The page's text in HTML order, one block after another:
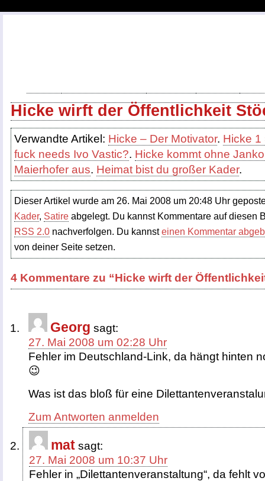
Hicke wirft der Öffentlichkeit
Verwandte Artikel: Hicke – Der Motivator. Hicke 1
fuck needs Ivo Vastic?. Hicke kommt ohne
Maierhofer aus. Heimat bist du großer Kader.
Dieser Artikel wurde am 26. Mai 2008 um 20:48 Uhr
Kader, Satire abgelegt. Du kannst Kommentare auf diesen
RSS 2.0 nachverfolgen. Du kannsteinen Kommentar
von deiner Seite setzen.
4 Kommentare zu “Hicke wirft der
Georg sagt:
27. Mai 2008 um 02:28 Uhr
Fehler im Deutschland-Link, da hängt hinten
😉
Was ist das bloß für eine
Zum Antworten anmelden
mat sagt:
27. Mai 2008 um 10:37 Uhr
Fehler in „Dilettantenveranstaltung“, da fehlt